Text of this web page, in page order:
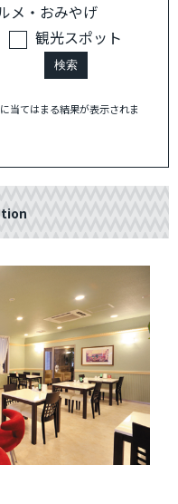
メ・おみやげ
観光スポット
当てはまる結果が表示されま